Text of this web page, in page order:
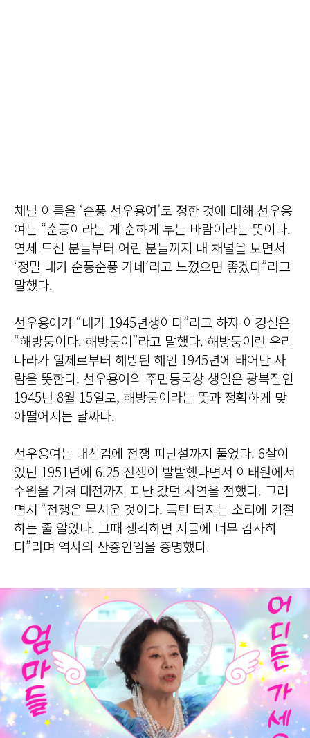
채널 이름을 ‘순풍 선우용여’로 정한 것에 대해 선우용
여는 “순풍이라는 게 순하게 부는 바람이라는 뜻이다.
연세 드신 분들부터 어린 분들까지 내 채널을 보면서
‘정말 내가 순풍순풍 가네’라고 느꼈으면 좋겠다”라고
말했다.
선우용여가 “내가 1945년생이다”라고 하자 이경실은
“해방둥이다. 해방둥이”라고 말했다. 해방둥이란 우리
나라가 일제로부터 해방된 해인 1945년에 태어난 사
람을 뜻한다. 선우용여의 주민등록상 생일은 광복절인
1945년 8월 15일로, 해방둥이라는 뜻과 정확하게 맞
아떨어지는 날짜다.
선우용여는 내친김에 전쟁 피난설까지 풀었다. 6살이
었던 1951년에 6.25 전쟁이 발발했다면서 이태원에서
수원을 거쳐 대전까지 피난 갔던 사연을 전했다. 그러
면서 “전쟁은 무서운 것이다. 폭탄 터지는 소리에 기절
하는 줄 알았다. 그때 생각하면 지금에 너무 감사하
다”라며 역사의 산증인임을 증명했다.